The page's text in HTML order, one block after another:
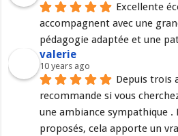
Excellente
accompagnent avec une
pédagogie adaptée et une
valerie
10 years ago
Depuis trois
recommande si vous
une ambiance sympathique .
proposés, cela apporte un